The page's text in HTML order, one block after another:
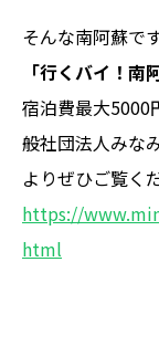
そんな南阿蘇で
「行くバイ！南
宿泊費最大5000
般社団法人みな
よりぜひご覧く
https://
html